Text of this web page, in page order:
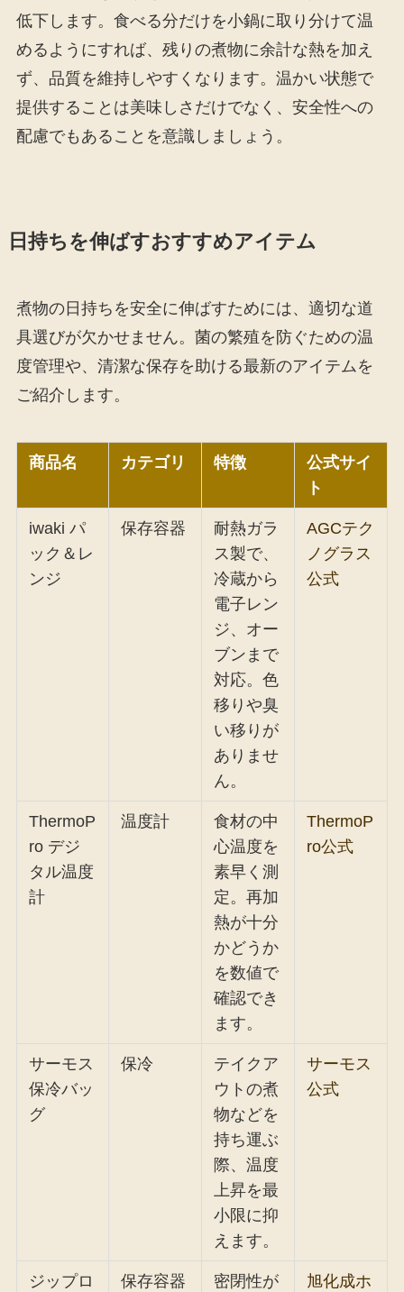
低下します。食べる分だけを小鍋に取り分けて温
めるようにすれば、残りの煮物に余計な熱を加え
ず、品質を維持しやすくなります。温かい状態で
提供することは美味しさだけでなく、安全性への
配慮でもあることを意識しましょう。
日持ちを伸ばすおすすめアイテム
煮物の日持ちを安全に伸ばすためには、適切な道
具選びが欠かせません。菌の繁殖を防ぐための温
度管理や、清潔な保存を助ける最新のアイテムを
ご紹介します。
商品名 カテゴリ 特徴
公式サイ
ト
iwaki パ
ック＆レ
ンジ
保存容器
耐熱ガラ
ス製で、
冷蔵から
電子レン
ジ、オー
ブンまで
対応。色
移りや臭
い移りが
ありませ
ん。
AGCテク
ノグラス
公式
ThermoP
ro デジ
タル温度
計
温度計
食材の中
心温度を
素早く測
定。再加
熱が十分
かどうか
を数値で
確認でき
ます。
ThermoP
ro公式
サーモス
保冷バッ
グ
保冷
テイクア
ウトの煮
物などを
持ち運ぶ
際、温度
上昇を最
小限に抑
えます。
サーモス
公式
ジップロ 保存容器 密閉性が 旭化成ホ